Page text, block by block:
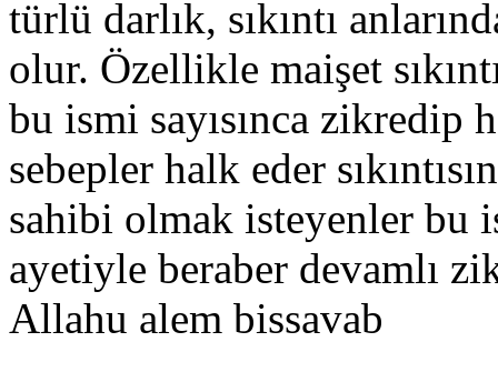
türlü darlık, sıkıntı
olur. Özellikle maişet
bu ismi sayısınca zikredip
sebepler halk eder
sahibi olmak isteyenler bu
ayetiyle beraber devamlı
Allahu alem bissavab